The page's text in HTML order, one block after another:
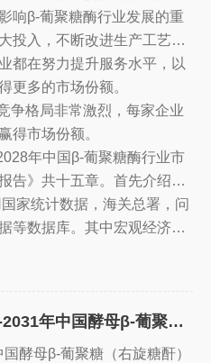
得更大的市场份额。
β-葡聚糖酶行业发展的重
投入，不断改进生产工艺，
争的优势。
在努力提升服务水平，以
更多的市场份额。
格局非常激烈，每家企业
得市场份额。
年中国β-葡聚糖酶行业市
告》共十五章。首先介绍了
、Β-葡聚糖酶整体运行态势
业市场运行的现状，然后介
。随后，报告对Β-葡聚糖酶
最后分析了Β-葡聚糖酶行业
行业，本报告是您不可或缺
家统计数据，海关总署，问
等数据库。其中宏观经济数
行业统计数据主要来自国家
数据主要来自于国统计局规
2025-2031年中国酵母β-葡聚糖（右旋糖酐）行业市场发展调研及投资方向分析报告
母β-葡聚糖（右旋糖酐）